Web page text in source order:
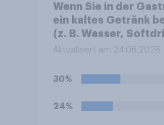
Wenn Sie in der
ein kaltes Getränk
(z. B. Wasser,
Longdrink): Wie
Aktualisiert am 24.06.2026
30%
24%